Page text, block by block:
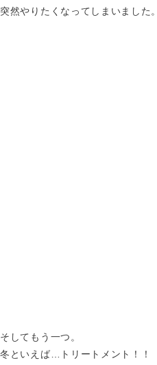
突然やりたくなってしまいました。
そしてもう一つ。
冬といえば…トリートメント！！